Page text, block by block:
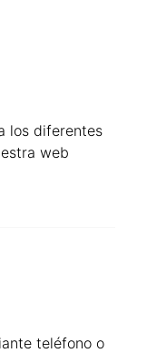
los diferentes
web
teléfono o